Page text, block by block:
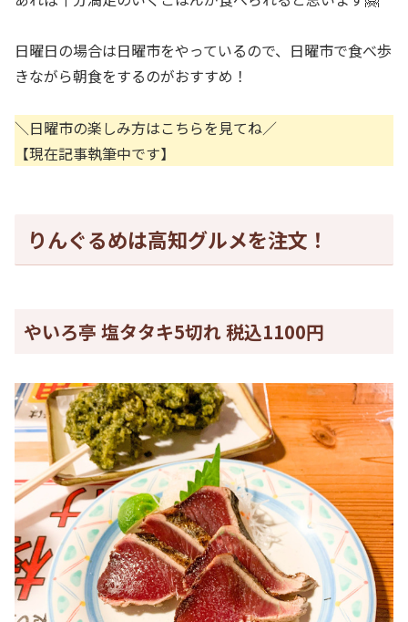
日曜日の場合は日曜市をやっているので、日曜市で食べ歩
きながら朝食をするのがおすすめ！
＼日曜市の楽しみ方はこちらを見てね／
【現在記事執筆中です】
りんぐるめは高知グルメを注文！
やいろ亭 塩タタキ5切れ 税込1100円